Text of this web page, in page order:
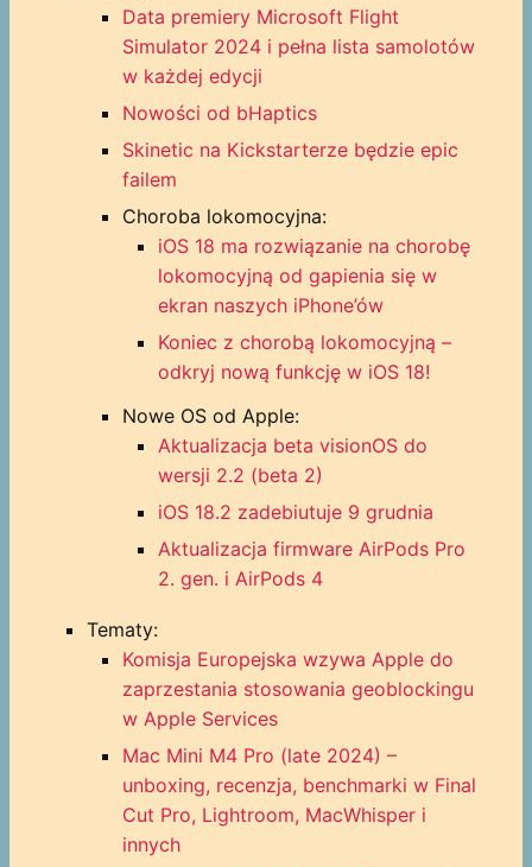
Data premiery Microsoft Flight
Simulator 2024 i pełna lista samolotów
w każdej edycji
Nowości od bHaptics
Skinetic na Kickstarterze będzie epic
failem
Choroba lokomocyjna:
iOS 18 ma rozwiązanie na chorobę
lokomocyjną od gapienia się w
ekran naszych iPhone’ów
Koniec z chorobą lokomocyjną –
odkryj nową funkcję w iOS 18!
Nowe OS od Apple:
Aktualizacja beta visionOS do
wersji 2.2 (beta 2)
iOS 18.2 zadebiutuje 9 grudnia
Aktualizacja firmware AirPods Pro
2. gen. i AirPods 4
Tematy:
Komisja Europejska wzywa Apple do
zaprzestania stosowania geoblockingu
w Apple Services
Mac Mini M4 Pro (late 2024) –
unboxing, recenzja, benchmarki w Final
Cut Pro, Lightroom, MacWhisper i
innych